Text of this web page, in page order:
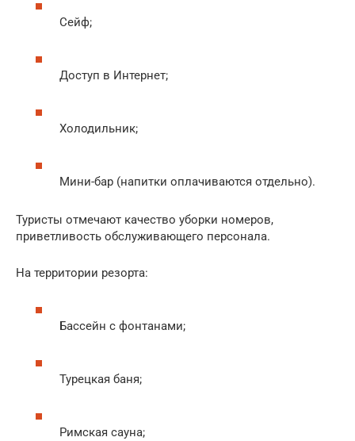
Сейф;
Доступ в Интернет;
Холодильник;
Мини-бар (напитки оплачиваются отдельно).
Туристы отмечают качество уборки номеров,
приветливость обслуживающего персонала.
На территории резорта:
Бассейн с фонтанами;
Турецкая баня;
Римская сауна;